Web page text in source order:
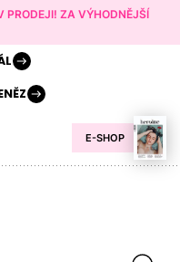
PRODEJI! ZA VÝHODNĚJŠÍ
E-SHOP